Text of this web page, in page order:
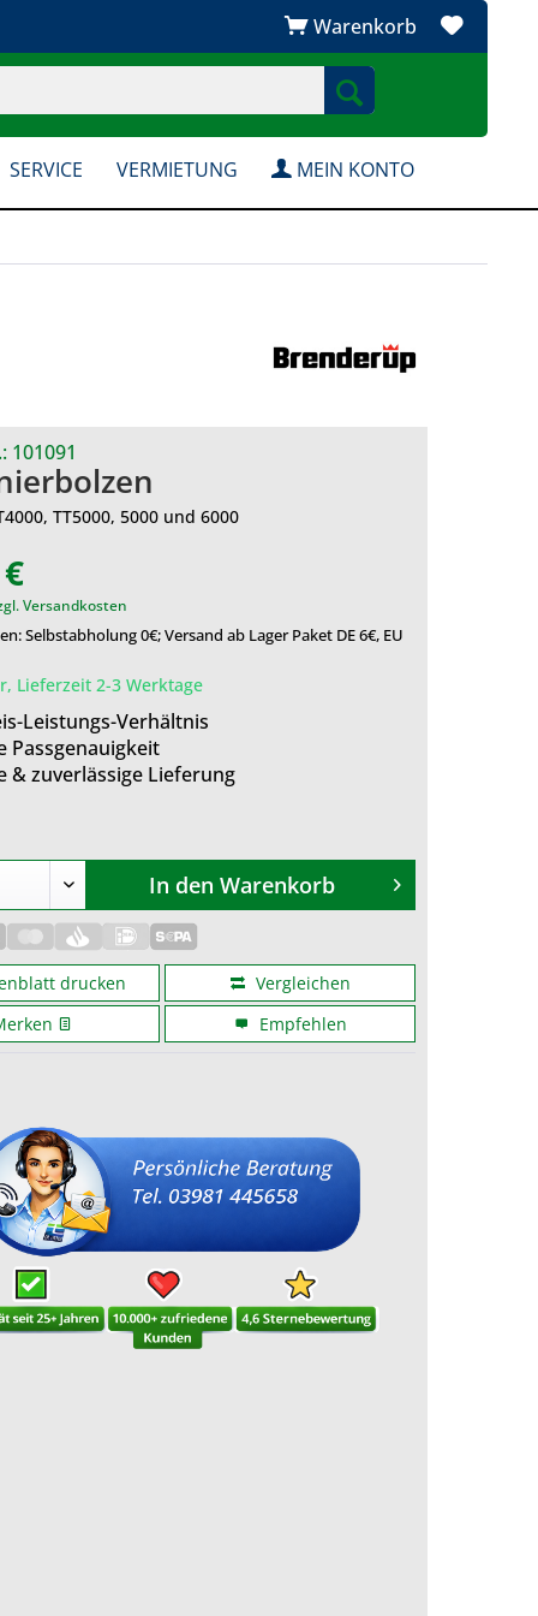
Warenkorb
SERVICE VERMIETUNG MEIN KONTO
101091
TT5000, 5000 und 6000
Versandkosten
Selbstabholung 0€; Versand ab Lager Paket DE 6€, EU
Lieferzeit 2-3 Werktage
Leistungs-Verhältnis
Passgenauigkeit
& zuverlässige Lieferung
In den Warenkorb
drucken
Vergleichen
Empfehlen